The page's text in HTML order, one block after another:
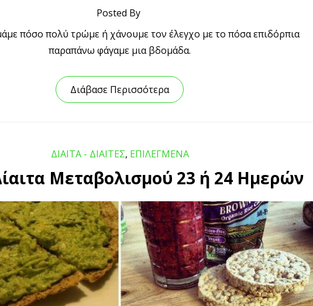
Posted By
πόσο πολύ τρώμε ή χάνουμε τον έλεγχο με το πόσα επιδόρπια
παραπάνω φάγαμε μια βδομάδα.
Διάβασε Περισσότερα
ΔΙΑΙΤΑ - ΔΙΑΙΤΕΣ, ΕΠΙΛΕΓΜΕΝΑ
Μεταβολισμού 23 ή 24 Hμερών